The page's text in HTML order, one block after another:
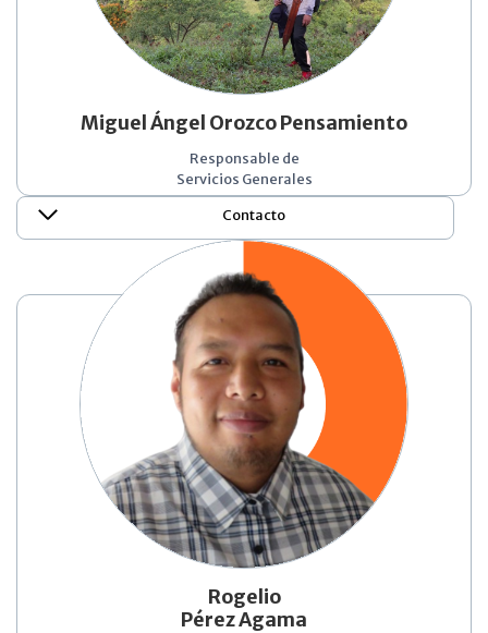
Miguel Ángel Orozco Pensamiento
Responsable de
Servicios Generales
Contacto
Rogelio
Pérez Agama